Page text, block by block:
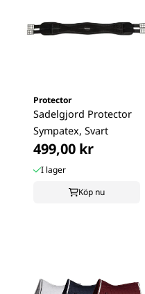
Protector
Sadelgjord Protector
Sympatex, Svart
499,00 kr
I lager
Köp nu